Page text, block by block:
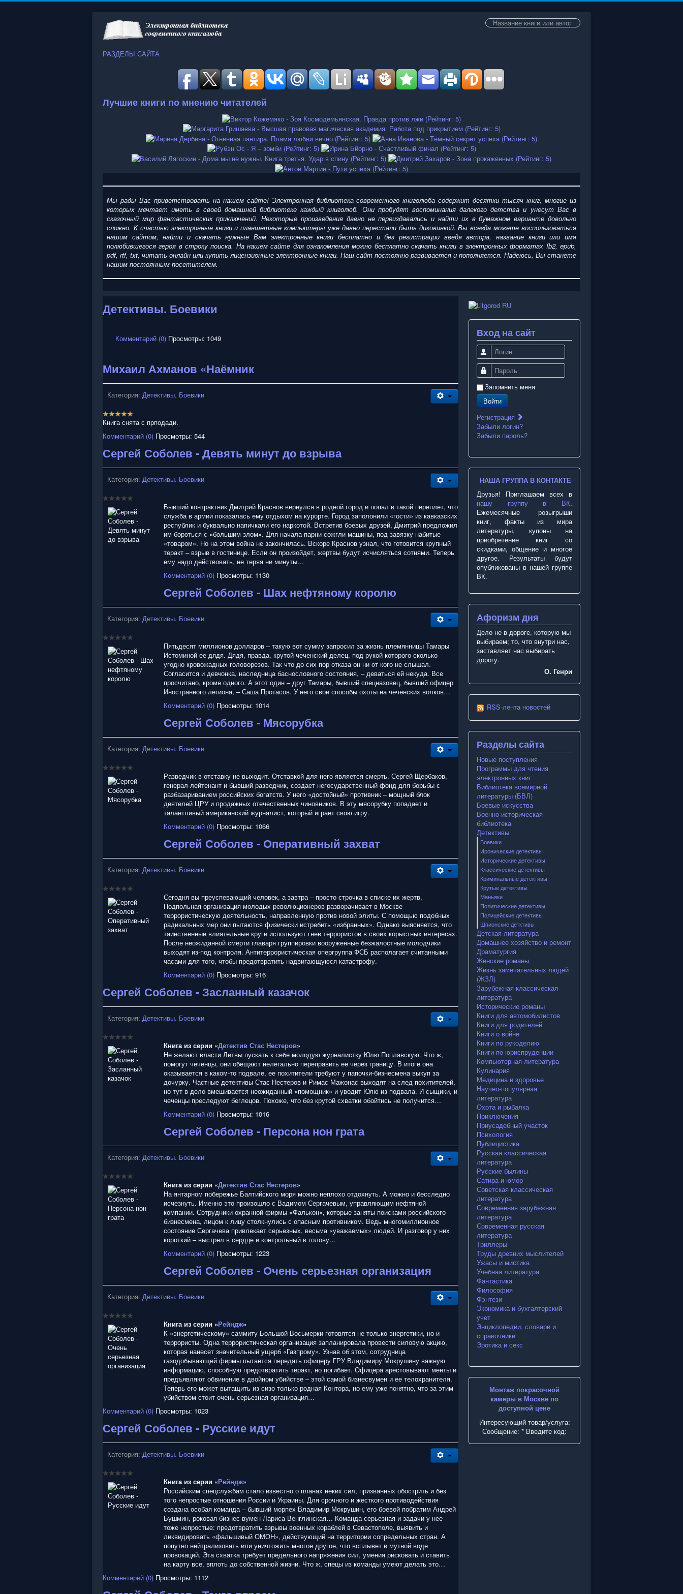
Искать...
РАЗДЕЛЫ САЙТА
Лучшие книги по мнению читателей
Мы рады Вас приветствовать на нашем сайте! Электронная библиотека современного книголюба содержит десятки тысяч книг, многие из
которых мечтает иметь в своей домашней библиотеке каждый книголюб. Они пробудят воспоминания далекого детства и унесут Вас в
сказочный мир фантастических приключений. Некоторые произведения давно не переиздавались и найти их в бумажном варианте довольно
сложно. К счастью электронные книги и планшетные компьютеры уже давно перестали быть диковинкой. Вы всегда можете воспользоваться
нашим сайтом, найти и скачать нужные Вам электронные книги бесплатно и без регистрации введя автора, название книги или имя
полюбившегося героя в строку поиска. На нашем сайте для ознакомления можно бесплатноскачатькниги в электронных форматах fb2, epub,
pdf, rtf, txt, читать онлайн или купить лицензионные электронные книги. Наш сайт постоянно развивается и пополняется. Надеюсь, Вы станете
нашим постоянным посетителем.
Детективы. Боевики
Комментарий (0) Просмотры: 1049
Михаил Ахманов «Наёмник
Категория: Детективы. Боевики
Р
е
т
и
н
г
5
Книга снята с прподади.
Комментарий (0) Просмотры: 544
Сергей Соболев - Девять минут до взрыва
Категория: Детективы. Боевики
Бывший контрактник Дмитрий Краснов вернулся в родной город и попал в такой переплет, что
служба в армии показалась ему отдыхом на курорте. Город заполонили «гости» из кавказских
республик и буквально напичкали его наркотой. Встретив боевых друзей, Дмитрий предложил
им бороться с «большим злом». Для начала парни сожгли машины, под завязку набитые
«товаром». Но на этом война не закончилась. Вскоре Краснов узнал, что готовится крупный
теракт – взрыв в гостинице. Если он произойдет, жертвы будут исчисляться сотнями. Теперь
ему надо действовать, не теряя ни минуты…
Комментарий (0) Просмотры: 1130
Сергей Соболев - Шах нефтяному королю
Категория: Детективы. Боевики
Пятьдесят миллионов долларов – такую вот сумму запросил за жизнь племянницы Тамары
Истоминой ее дядя. Дядя, правда, крутой чеченский делец, под рукой которого сколько
угодно кровожадных головорезов. Так что до сих пор отказа он ни от кого не слышал.
Согласится и девчонка, наследница баснословного состояния, – деваться ей некуда. Все
просчитано, кроме одного. А этот один – друг Тамары, бывший спецназовец, бывший офицер
Иностранного легиона, – Саша Протасов. У него свои способы охоты на чеченских волков…
Комментарий (0) Просмотры: 1014
Сергей Соболев - Мясорубка
Категория: Детективы. Боевики
Разведчик в отставку не выходит. Отставкой для него является смерть. Сергей Щербаков,
генерал-лейтенант и бывший разведчик, создает негосударственный фонд для борьбы с
разбазариванием российских богатств. У него «достойный» противник – мощный блок
деятелей ЦРУ и продажных отечественных чиновников. В эту мясорубку попадает и
талантливый американский журналист, который играет свою игру.
Комментарий (0) Просмотры: 1066
Сергей Соболев - Оперативный захват
Категория: Детективы. Боевики
Сегодня вы преуспевающий человек, а завтра – просто строчка в списке их жертв.
Подпольная организация молодых революционеров разворачивает в Москве
террористическую деятельность, направленную против новой элиты. С помощью подобных
радикальных мер они пытаются физически истребить «избранных». Однако выясняется, что
таинственные влиятельные круги используют гнев террористов в своих корыстных интересах.
После неожиданной смерти главаря группировки вооруженные безжалостные молодчики
выходят из-под контроля. Антитеррористическая опергруппа ФСБ располагает считанными
часами для того, чтобы предотвратить надвигающуюся катастрофу.
Комментарий (0) Просмотры: 916
Сергей Соболев - Засланный казачок
Категория: Детективы. Боевики
Книга из серии «Детектив Стас Нестеров»
Не желают власти Литвы пускать к себе молодую журналистку Юлю Поплавскую. Что ж,
помогут чеченцы, они обещают нелегально переправить ее через границу. В итоге она
оказывается в каком-то подвале, ее похитители требуют у папочки-бизнесмена выкуп за
дочурку. Частные детективы Стас Нестеров и Римас Мажонас выходят на след похитителей,
но тут в дело вмешивается неожиданный «помощник» и уводит Юлю из подвала. И сыщики, и
чеченцы преследуют беглецов. Похоже, что без крутой схватки обойтись не получится…
Комментарий (0) Просмотры: 1016
Сергей Соболев - Персона нон грата
Категория: Детективы. Боевики
Книга из серии «Детектив Стас Нестеров»
На янтарном побережье Балтийского моря можно неплохо отдохнуть. А можно и бесследно
исчезнуть. Именно это произошло с Вадимом Сергачевым, управляющим нефтяной
компании. Сотрудники охранной фирмы «Фалькон», которые заняты поисками российского
бизнесмена, лицом к лицу столкнулись с опасным противником. Ведь многомиллионное
состояние Сергачева привлекает серьезных, весьма «уважаемых» людей. И разговор у них
короткий – выстрел в сердце и контрольный в голову…
Комментарий (0) Просмотры: 1223
Сергей Соболев - Очень серьезная организация
Категория: Детективы. Боевики
Книга из серии «Рейндж»
К «энергетическому» саммиту Большой Восьмерки готовятся не только энергетики, но и
террористы. Одна террористическая организация запланировала провести силовую акцию,
которая нанесет значительный ущерб «Газпрому». Узнав об этом, сотрудница
газодобывающей фирмы пытается передать офицеру ГРУ Владимиру Мокрушину важную
информацию, способную предотвратить теракт, но погибает. Офицера арестовывают менты и
предъявляют обвинение в двойном убийстве – этой самой бизнесвумен и ее телохранителя.
Теперь его может вытащить из сизо только родная Контора, но ему уже понятно, что за этим
убийством стоит очень серьезная организация…
Комментарий (0) Просмотры: 1023
Сергей Соболев - Русские идут
Категория: Детективы. Боевики
Книга из серии «Рейндж»
Российским спецслужбам стало известно о планах неких сил, призванных обострить и без
того непростые отношения России и Украины. Для срочного и жесткого противодействия
создана особая команда – бывший морпех Владимир Мокрушин, его боевой побратим Андрей
Бушмин, роковая бизнес-вумен Лариса Венглинская… Команда серьезная и задачи у нее
тоже непростые: предотвратить взрывы военных кораблей в Севастополе, выявить и
ликвидировать «фальшивый ОМОН», действующий на территории сопредельных стран. А
попутно нейтрализовать или уничтожить многое другое, что всплывет в мутной воде
провокаций. Эта схватка требует предельного напряжения сил, умения рисковать и ставить
на карту все, вплоть до собственной жизни. Что ж, спецы из команды умеют делать это…
Комментарий (0) Просмотры: 1112
Вход на сайт
Логин
Пароль
Запомнить меня
Войти
Регистрация
Забыли логин?
Забыли пароль?
НАША ГРУППА В КОНТАКТЕ
Друзья! Приглашаем всех в
нашу группу в ВК.
Ежемесячные розыгрыши
книг, факты из мира
литературы, купоны на
приобретение книг со
скидками, общение и многое
другое. Результаты будут
опубликованы в нашей группе
ВК.
Афоризм дня
Дело не в дороге, которую мы
выбираем; то, что внутри нас,
заставляет нас выбирать
дорогу.
О. Генри
RSS-лента новостей
Разделы сайта
Новые поступления
Программы для чтения
электронных книг
Библиотека всемирной
литературы (БВЛ)
Боевые искусства
Военно-историческая
библиотека
Детективы
Боевики
Иронические детективы
Исторические детективы
Классические детективы
Криминальные детективы
Крутые детективы
Маньяки
Политические детективы
Полицейские детективы
Шпионские детктивы
Детская литература
Домашнее хозяйство и ремонт
Драматургия
Женские романы
Жизнь замечательных людей
(ЖЗЛ)
Зарубежная классическая
литература
Исторические романы
Книги для автомобилистов
Книги для родителей
Книги о войне
Книги по рукоделию
Книги по юриспруденции
Компьютерная литература
Кулинария
Медицина и здоровье
Научно-популярная
литература
Охота и рыбалка
Приключения
Приусадебный участок
Психология
Публицистика
Русская классическая
литература
Русские былины
Сатира и юмор
Советская классическая
литература
Современная зарубежная
литература
Современная русская
литература
Триллеры
Труды древних мыслителей
Ужасы и мистика
Учебная литература
Фантастика
Философия
Фэнтези
Экономика и бухгалтерский
учет
Энциклопедии, словари и
справочники
Эротика и секс
Монтаж покрасочной
камеры в Москве по
доступной цене
Интересующий товар/услуга:
Сообщение: * Введите код: